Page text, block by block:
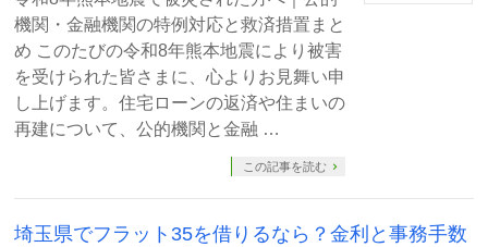
機関・金融機関の特例対応と救済措置まと
め このたびの令和8年熊本地震により被害
を受けられた皆さまに、心よりお見舞い申
し上げます。住宅ローンの返済や住まいの
再建について、公的機関と金融 …
この記事を読む
埼玉県でフラット35を借りるなら？金利と事務手数